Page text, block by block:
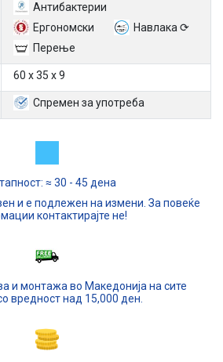
Антибактерии
Ергономски
Навлака ⟳
Перење
60 х 35 х 9
Спремен за употреба
≈ 30 - 45 дена
и е подлежен на измени. За повеќе
контактирајте не!
и монтажа во Македонија на сите
вредност над 15,000 ден.